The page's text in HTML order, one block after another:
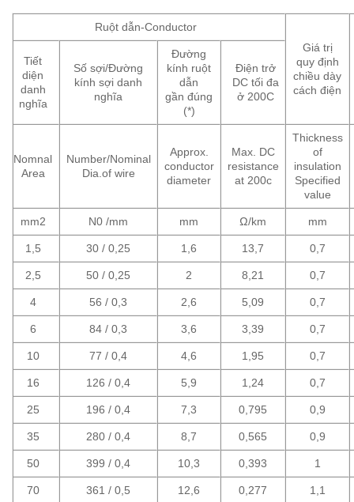
Ruột dẫn-Conductor
Giá trị
quy định
chiều dày
cách điện
Tiết
diện
danh
nghĩa
Số sợi/Đường
kính sợi danh
nghĩa
Đường
kính ruột
dẫn
gần đúng
(*)
Điện trở
DC tối đa
ở 200C
Nomnal
Area
Number/Nominal
Dia.of wire
Approx.
conductor
diameter
Max. DC
resistance
at 200c
Thickness
of
insulation
Specified
value
mm2 N0 /mm mm Ω/km mm
1,5 30 / 0,25 1,6 13,7 0,7
2,5 50 / 0,25 2 8,21 0,7
4 56 / 0,3 2,6 5,09 0,7
6 84 / 0,3 3,6 3,39 0,7
10 77 / 0,4 4,6 1,95 0,7
16 126 / 0,4 5,9 1,24 0,7
25 196 / 0,4 7,3 0,795 0,9
35 280 / 0,4 8,7 0,565 0,9
50 399 / 0,4 10,3 0,393 1
70 361 / 0,5 12,6 0,277 1,1